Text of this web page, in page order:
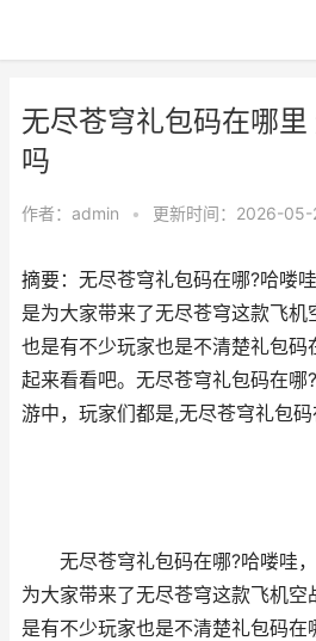
无尽苍穹礼包码在哪
吗
作者： admin • 更新时间：2026-05-
摘要：无尽苍穹礼包码在哪?哈喽
是为大家带来了无尽苍穹这款飞
也是有不少玩家也是不清楚礼包码
起来看看吧。无尽苍穹礼包码在哪
游中，玩家们都是,无尽苍穹礼包
无尽苍穹礼包码在哪?哈喽哇，
为大家带来了无尽苍穹这款飞机空
是有不少玩家也是不清楚礼包码在